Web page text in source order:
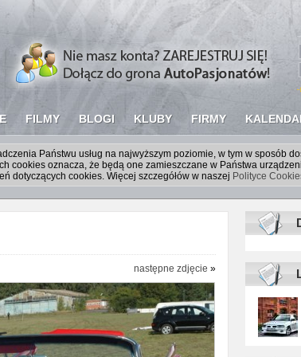
FILMY BLOGI KLUBY FIRMY
Państwu usług na najwyższym poziomie, w tym w sposób
cookies oznacza, że będą one zamieszczane w Państwa
dotyczących cookies. Więcej szczegółów w naszej Polityce
następne zdjęcie »